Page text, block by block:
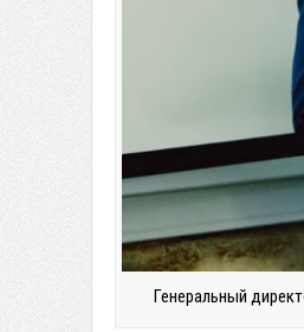
Генеральный